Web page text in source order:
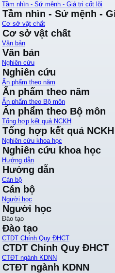
Tầm nhìn - Sứ mệnh - Giá trị cốt lõi
Tầm nhìn - Sứ mệnh -
Cơ sở vật chất
Cơ sở vật chất
Văn bản
Văn bản
Nghiên cứu
Nghiên cứu
Ấn phẩm theo năm
Ấn phẩm theo năm
Ấn phẩm theo Bộ môn
Ấn phẩm theo Bộ môn
Tổng hợp kết quả NCKH
Tổng hợp kết quả NCKH
Nghiên cứu khoa học
Nghiên cứu khoa học
Hướng dẫn
Hướng dẫn
Cán bộ
Cán bộ
Người học
Người học
Đào tạo
Đào tạo
CTDT Chính Quy ĐHCT
CTDT Chính Quy ĐHCT
CTĐT ngành KDNN
CTĐT ngành KDNN